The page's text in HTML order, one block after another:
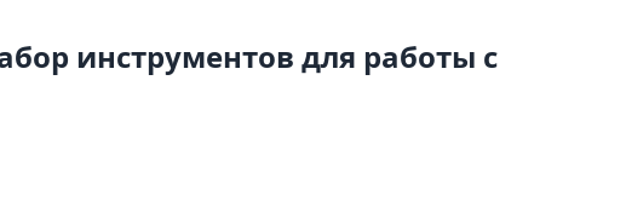
инструментов для работы с